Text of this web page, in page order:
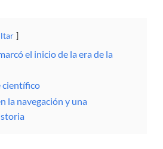
el inicio de la era de la
científico
la navegación y una